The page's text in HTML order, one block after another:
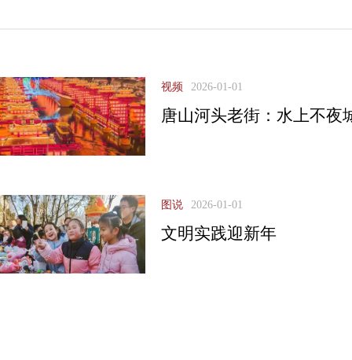
视频 2026-01-01
唐山河头老街：水上不夜
图说 2026-01-01
文明实践迎新年